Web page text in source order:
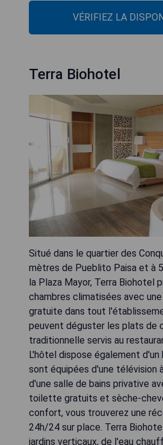
VÉRIFIEZ LA
Terra Biohotel
Situé dans le quartier des
mètres de Pueblito Paisa et à
la Plaza Mayor, Terra Biohotel
chambres climatisées avec
gratuite dans tout
peuvent déguster les plats de
traditionnelle servis au
L'hôtel dispose également d'un
sont équipées d'une télévision
d'une salle de bains privative
toilette gratuits et sèche-
confort, vous trouverez une
24h/24 sur place. Terra
jardins verticaux, de l'eau